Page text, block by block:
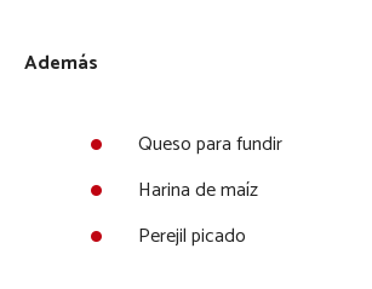
Además
Queso para fundir
Harina de maíz
Perejil picado